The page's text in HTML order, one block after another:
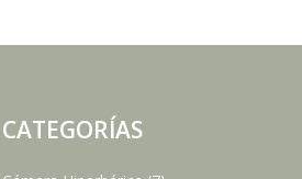
CATEGORÍAS